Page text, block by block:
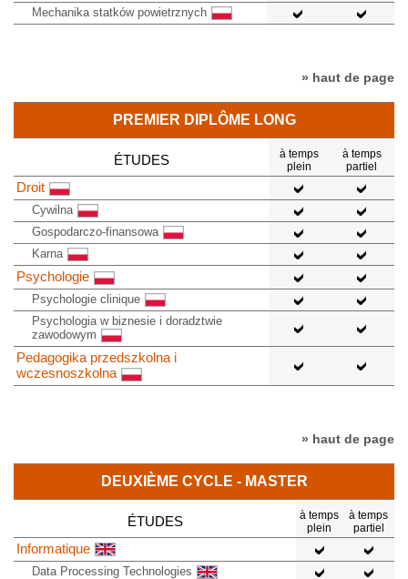
Mechanika statków powietrznych
» haut de page
PREMIER DIPLÔME LONG
ÉTUDES
à temps
plein
à temps
partiel
Droit
Cywilna
Gospodarczo-finansowa
Karna
Psychologie
Psychologie clinique
Psychologia w biznesie i doradztwie
zawodowym
Pedagogika przedszkolna i
wczesnoszkolna
» haut de page
DEUXIÈME CYCLE - MASTER
ÉTUDES
à temps
plein
à temps
partiel
Informatique
Data Processing Technologies